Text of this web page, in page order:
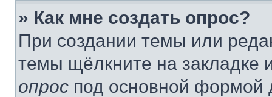
» Как мне создать опрос?
При создании темы или
темы щёлкните на
опрос под основной формой